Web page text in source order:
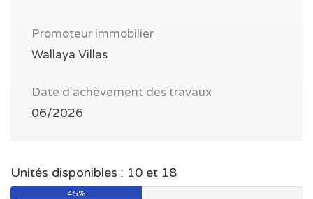
Promoteur immobilier
Wallaya Villas
Date d'achèvement des travaux
06/2026
Unités disponibles : 10 et 18
45%